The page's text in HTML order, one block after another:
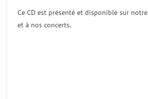
Ce CD est présenté et disponible sur notre
et à nos concerts.